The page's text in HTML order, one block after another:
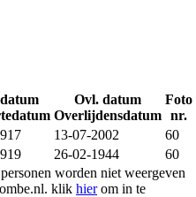
Ovl. datum
Overlijdensdatum
Foto
nr.
13-07-2002
60
26-02-1944
60
worden niet weergeven
klik hierom in te